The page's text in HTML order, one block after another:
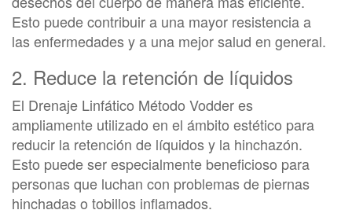
Esto puede contribuir a una mayor resistencia a
las enfermedades y a una mejor salud en general.
2. Reduce la retención de líquidos
El Drenaje Linfático Método Vodder es
ampliamente utilizado en el ámbito estético para
reducir la retención de líquidos y la hinchazón.
Esto puede ser especialmente beneficioso para
personas que luchan con problemas de piernas
hinchadas o tobillos inflamados.